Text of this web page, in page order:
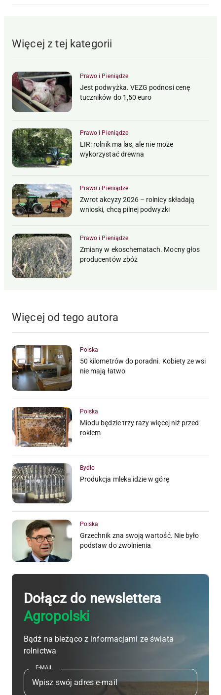
Więcej z tej kategorii
Prawo i Pieniądze
Jest podwyżka. VEZG podnosi cenę
tuczników do 1,50 euro
Prawo i Pieniądze
LIR: rolnik ma las, ale nie może
wykorzystać drewna
Prawo i Pieniądze
Zwrot akcyzy 2026 – rolnicy składają
wnioski, chcą pilnej podwyżki
Prawo i Pieniądze
Zmiany w ekoschematach. Mocny głos
producentów zbóż
Więcej od tego autora
Polska
50 kilometrów do poradni. Kobiety ze wsi
nie mają łatwo
Polska
Miodu będzie trzy razy więcej niż przed
rokiem
Bydło
Produkcja mleka idzie w górę
Polska
Grzechnik zna swoją wartość. Nie było
podstaw do zwolnienia
Dołącz do newslettera
Agropolski
Bądź na bieżąco z informacjami ze świata
rolnictwa
E-MAIL